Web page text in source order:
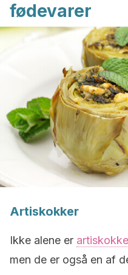
fødevarer
Artiskokker
Ikke alene er
men de er også en af